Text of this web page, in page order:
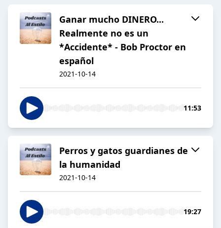
Ganar mucho DINERO...
Realmente no es un
*Accidente* - Bob Proctor en
español
2021-10-14
11:53
Perros y gatos guardianes de
la humanidad
2021-10-14
19:27